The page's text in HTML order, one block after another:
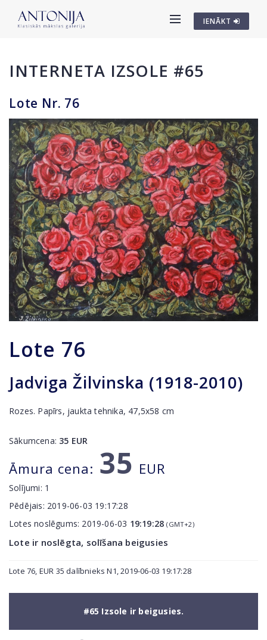
IENĀKT
INTERNETA IZSOLE #65
Lote Nr. 76
Lote 76
Jadviga Žilvinska (1918-2010)
Rozes. Papīrs, jaukta tehnika, 47,5x58 cm
Sākumcena: 35 EUR
Āmura cena: 35 EUR
Solījumi: 1
Pēdējais: 2019-06-03 19:17:28
Lotes noslēgums: 2019-06-03 19:19:28 (GMT+2)
Lote ir noslēgta, solīšana beigusies
Lote 76, EUR 35 dalībnieks N1, 2019-06-03 19:17:28
#65 Izsole ir beigusies.